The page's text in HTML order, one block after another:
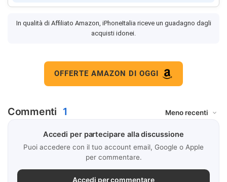
In qualità di Affiliato Amazon, iPhoneItalia riceve un guadagno dagli
acquisti idonei.
OFFERTE AMAZON DI OGGI
Commenti 1
Accedi per partecipare alla discussione
Puoi accedere con il tuo account email, Google o Apple
per commentare.
Accedi per commentare